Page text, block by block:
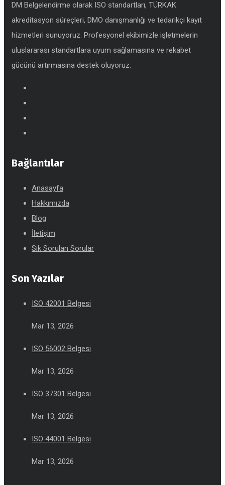
DM Belgelendirme olarak ISO standartları, TÜRKAK
akreditasyon süreçleri, DMO danışmanlığı ve tedarikçi kayıt
hizmetleri sunuyoruz. Profesyonel ekibimizle işletmelerin
uluslararası standartlara uyum sağlamasına ve rekabet
gücünü artırmasına destek oluyoruz.
Bağlantılar
Anasayfa
Hakkımızda
Blog
İletişim
Sık Sorulan Sorular
Son Yazılar
ISO 42001 Belgesi
Mar 13, 2026
ISO 56002 Belgesi
Mar 13, 2026
ISO 37301 Belgesi
Mar 13, 2026
ISO 44001 Belgesi
Mar 13, 2026